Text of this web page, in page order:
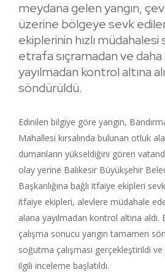
meydana gelen yangın,
üzerine bölgeye sevk
ekiplerinin hızlı
etrafa sıçramadan ve daha
yayılmadan kontrol altına
söndürüldü.
Edinilen bilgiye göre yangın,
Mahallesi kırsalında bulunan otluk
dumanların yükseldiğini gören
olay yerine Balıkesir Büyükşehir
Başkanlığına bağlı itfaiye ekipleri
itfaiye ekipleri, alevlere müdahale
alana yayılmadan kontrol altına
çalışma sonucu yangın tamamen
soğutma çalışması gerçekleştirildi ve
ilgili inceleme başlatıldı.